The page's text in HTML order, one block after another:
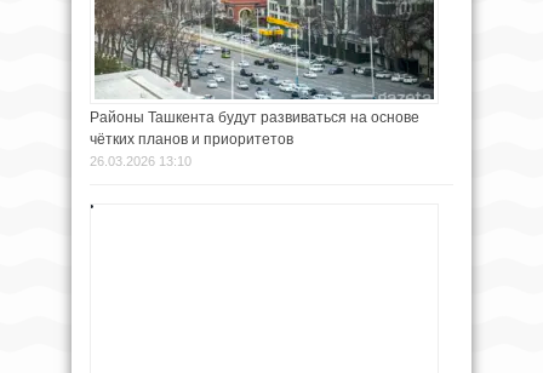
Районы Ташкента будут развиваться на основе
чётких планов и приоритетов
26.03.2026 13:10